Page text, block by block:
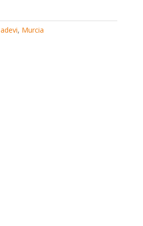
, Murcia